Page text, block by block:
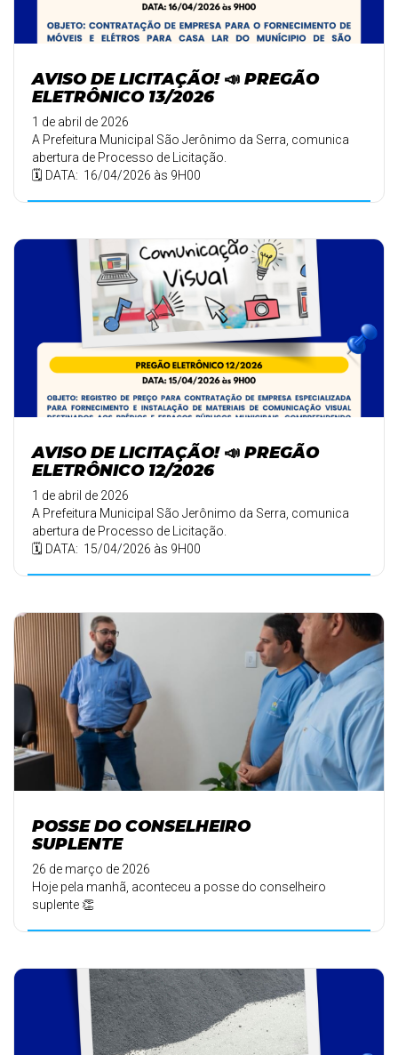
AVISO DE LICITAÇÃO! 📣 PREGÃO
ELETRÔNICO 13/2026
1 de abril de 2026
A Prefeitura Municipal São Jerônimo da Serra, comunica
abertura de Processo de Licitação.
🗓️ DATA: 16/04/2026 às 9H00
AVISO DE LICITAÇÃO! 📣 PREGÃO
ELETRÔNICO 12/2026
1 de abril de 2026
A Prefeitura Municipal São Jerônimo da Serra, comunica
abertura de Processo de Licitação.
🗓️ DATA: 15/04/2026 às 9H00
POSSE DO CONSELHEIRO
SUPLENTE
26 de março de 2026
Hoje pela manhã, aconteceu a posse do conselheiro
suplente 👏